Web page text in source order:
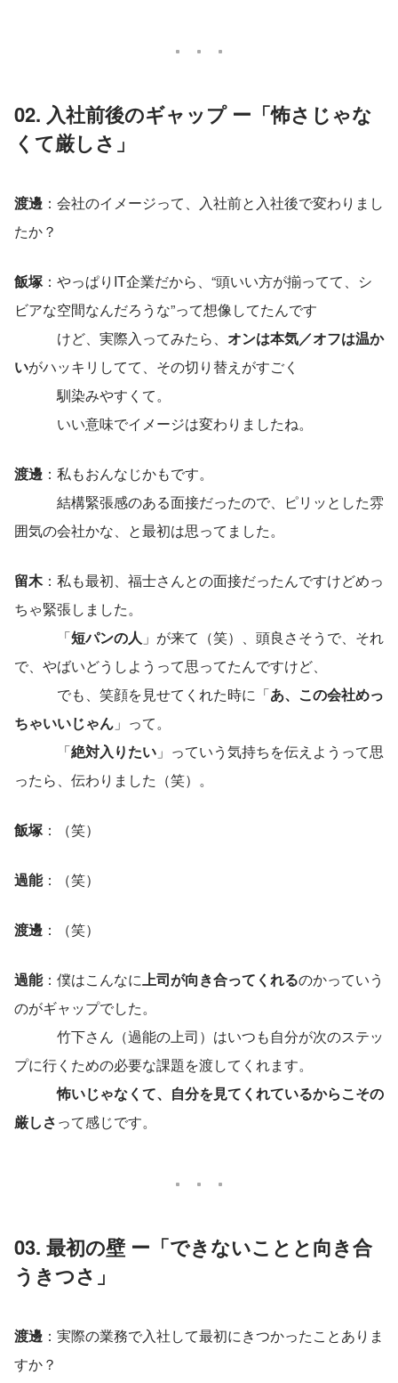
02. 入社前後のギャップ ー「怖さじゃな
くて厳しさ」
渡邊 ：会社のイメージって、入社前と入社後で変わりまし
たか？
飯塚：やっぱりIT企業だから、“頭いい方が揃ってて、シ
ビアな空間なんだろうな”って想像してたんです
けど、実際入ってみたら、 オンは本気／オフは温か
いがハッキリしてて、その切り替えがすごく
馴染みやすくて。
いい意味でイメージは変わりましたね。
渡邊 ：私もおんなじかもです。
結構緊張感のある面接だったので、ピリッとした雰
囲気の会社かな、と最初は思ってました。
留木：私も最初、福士さんとの面接だったんですけどめっ
ちゃ緊張しました。
「短パンの人 」が来て（笑）、頭良さそうで、それ
で、やばいどうしようって思ってたんですけど、
でも、笑顔を見せてくれた時に「あ、この会社めっ
ちゃいいじゃん 」って。
「絶対入りたい 」っていう気持ちを伝えようって思
ったら、伝わりました（笑）。
飯塚：（笑）
過能：（笑）
渡邊 ：（笑）
過能：僕はこんなに上司が向き合ってくれるのかっていう
のがギャップでした。
竹下さん（過能の上司）はいつも自分が次のステッ
プに行くための必要な課題を渡してくれます。
怖いじゃなくて、自分を見てくれているからこその
厳しさって感じです。
03. 最初の壁 ー「できないことと向き合
うきつさ」
渡邊 ：実際の業務で入社して最初にきつかったことありま
すか？